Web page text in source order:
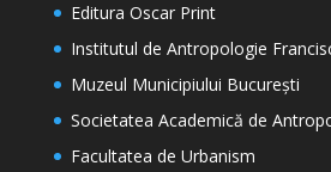
Editura Oscar Print
Institutul de Antropologie
Muzeul Municipiului București
Societatea Academică de
Facultatea de Urbanism